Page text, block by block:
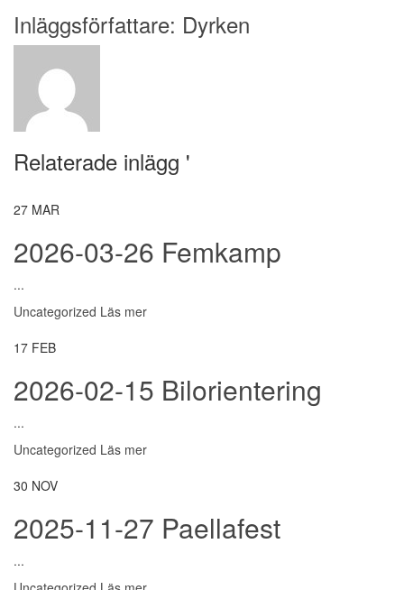
Inläggsförfattare: Dyrken
Relaterade inlägg '
27 MAR
2026-03-26 Femkamp
...
Uncategorized Läs mer
17 FEB
2026-02-15 Bilorientering
...
Uncategorized Läs mer
30 NOV
2025-11-27 Paellafest
...